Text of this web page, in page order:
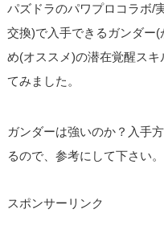
パズドラのパワプロコラボ/
交換)で入手できるガンダー
め(オススメ)の潜在覚醒ス
てみました。
ガンダーは強いのか？入手
るので、参考にして下さい。
スポンサーリンク